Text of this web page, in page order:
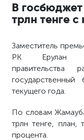
В
трлн тенге
Заместитель
РК Ерулан
правительства
текущего года.
По словам
трлн тенге, план,
процента.